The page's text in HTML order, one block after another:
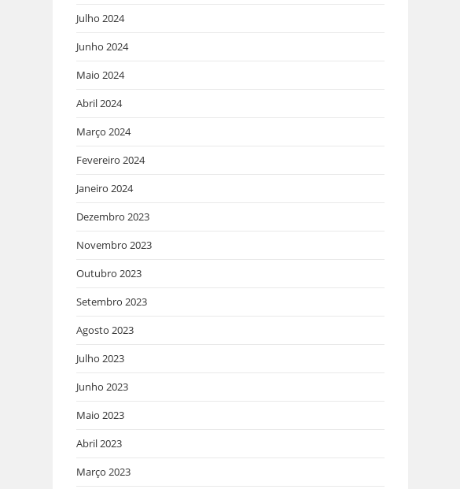
Julho 2024
Junho 2024
Maio 2024
Abril 2024
Março 2024
Fevereiro 2024
Janeiro 2024
Dezembro 2023
Novembro 2023
Outubro 2023
Setembro 2023
Agosto 2023
Julho 2023
Junho 2023
Maio 2023
Abril 2023
Março 2023